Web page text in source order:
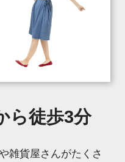
ら徒歩3分
雑貨屋さんがたくさ